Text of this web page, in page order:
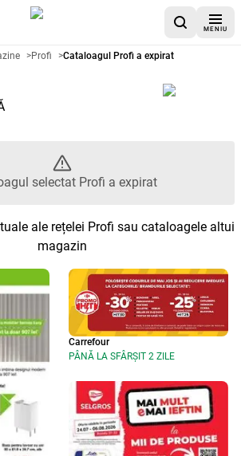
MENIU
Profi -
>Profi >Cataloagul Profi a expirat
selectat Profi a expirat
ale rețelei Profi sau cataloagele altui
magazin
Carrefour
PÂNĂ LA SFÂRȘIT 2 ZILE